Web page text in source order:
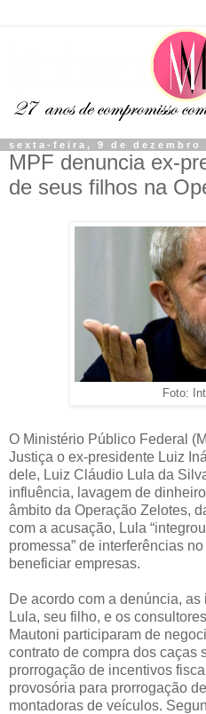
sexta-feira, 9 de dezembro
MPF denuncia ex-
de seus filhos na
Foto:
O Ministério Público Federal
Justiça o ex-presidente Luiz
dele, Luiz Cláudio Lula da
influência, lavagem de
âmbito da Operação Zelotes,
com a acusação, Lula
promessa” de interferências
beneficiar empresas.
De acordo com a denúncia,
Lula, seu filho, e os
Mautoni participaram de
contrato de compra dos caças
prorrogação de incentivos
provosória para prorrogação
montadoras de veículos.